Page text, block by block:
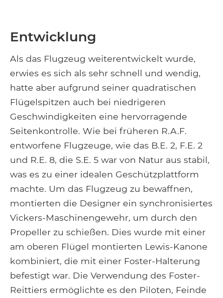
Entwicklung
Als das Flugzeug weiterentwickelt wurde,
erwies es sich als sehr schnell und wendig,
hatte aber aufgrund seiner quadratischen
Flügelspitzen auch bei niedrigeren
Geschwindigkeiten eine hervorragende
Seitenkontrolle. Wie bei früheren R.A.F.
entworfene Flugzeuge, wie das B.E. 2, F.E. 2
und R.E. 8, die S.E. 5 war von Natur aus stabil,
was es zu einer idealen Geschützplattform
machte. Um das Flugzeug zu bewaffnen,
montierten die Designer ein synchronisiertes
Vickers-Maschinengewehr, um durch den
Propeller zu schießen. Dies wurde mit einer
am oberen Flügel montierten Lewis-Kanone
kombiniert, die mit einer Foster-Halterung
befestigt war. Die Verwendung des Foster-
Reittiers ermöglichte es den Piloten, Feinde